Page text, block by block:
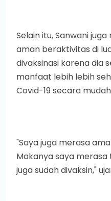
Selain itu, Sanwani
aman beraktivitas di
divaksinasi karena dia
manfaat lebih lebih
Covid-19 secara
"Saya juga merasa
Makanya saya
juga sudah divaksin,"